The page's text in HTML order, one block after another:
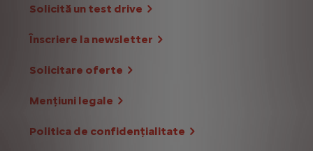
Solicită un test drive
Înscriere la newsletter
Solicitare oferte
Mențiuni legale
Politica de confidențialitate